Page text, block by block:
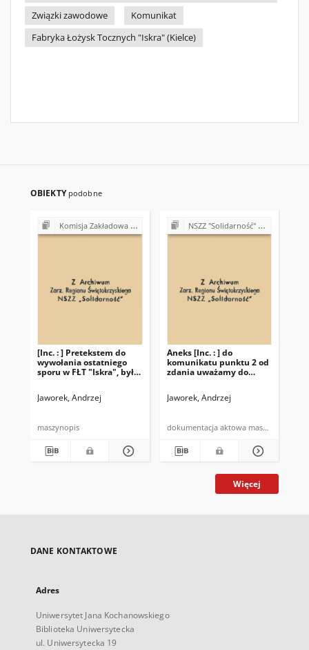
Związki zawodowe
Komunikat
Fabryka Łożysk Tocznych "Iskra" (Kielce)
OBIEKTY podobne
Komisja Zakładowa NSZZ "Solidarność" w Fabryce Łożysk Tocznych "Iskra" w Kielcach (lata 90.)
[Inc. : ] Pretekstem do
wywołania ostatniego
sporu w FŁT "Iskra", był
narzędziowni, o
Jaworek, Andrzej
maszynopis
NSZZ "Solidarność" w Fabryce Łożysk Tocznych "Iskra" w Kielcach (1989)
Aneks [Inc. : ] do
komunikatu punktu 2 od
zdania uważamy do
Jaworek, Andrzej
dokumentacja aktowa maszynopis
Więcej
DANE KONTAKTOWE
Adres
Uniwersytet Jana Kochanowskiego
Biblioteka Uniwersytecka
ul. Uniwersytecka 19